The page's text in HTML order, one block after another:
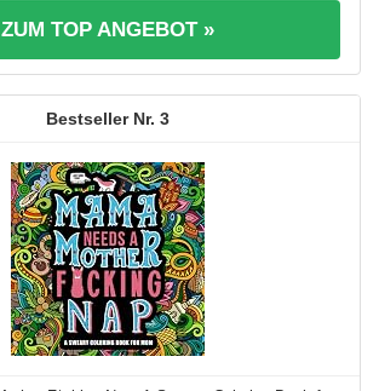
ZUM TOP ANGEBOT »
3